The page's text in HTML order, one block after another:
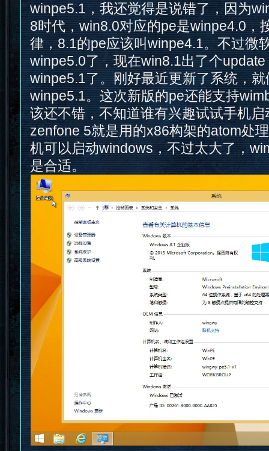
winpe5.1，我还觉得是说错了，因为
8时代，win8.0对应的pe是winpe4.0，
律，8.1的pe应该叫winpe4.1。不过微
winpe5.0了，现在win8.1出了个
winpe5.1了。刚好最近更新了系统，
winpe5.1。这次新版的pe还能支持
该还不错，不知道谁有兴趣试试手机
zenfone 5就是用的x86构架的atom处
机可以启动windows，不过太大了，
是合适。